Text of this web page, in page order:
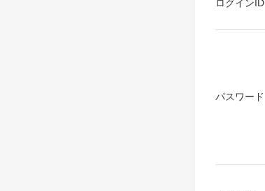
ログインID
パスワード